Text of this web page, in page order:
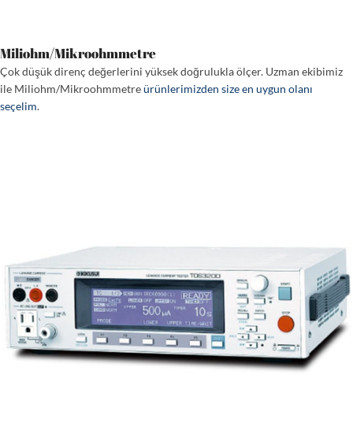
Miliohm/Mikroohmmetre
Çok düşük direnç değerlerini yüksek doğrulukla ölçer. Uzman ekibimiz
ile Miliohm/Mikroohmmetreürünlerimizden size en uygun olanı
seçelim.